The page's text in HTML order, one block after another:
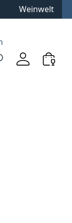
Weinwelt